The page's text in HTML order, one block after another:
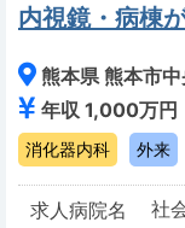
内視鏡・病棟
熊本県 熊本市
年収 1,000万円
消化器内科 外来
求人病院名
社